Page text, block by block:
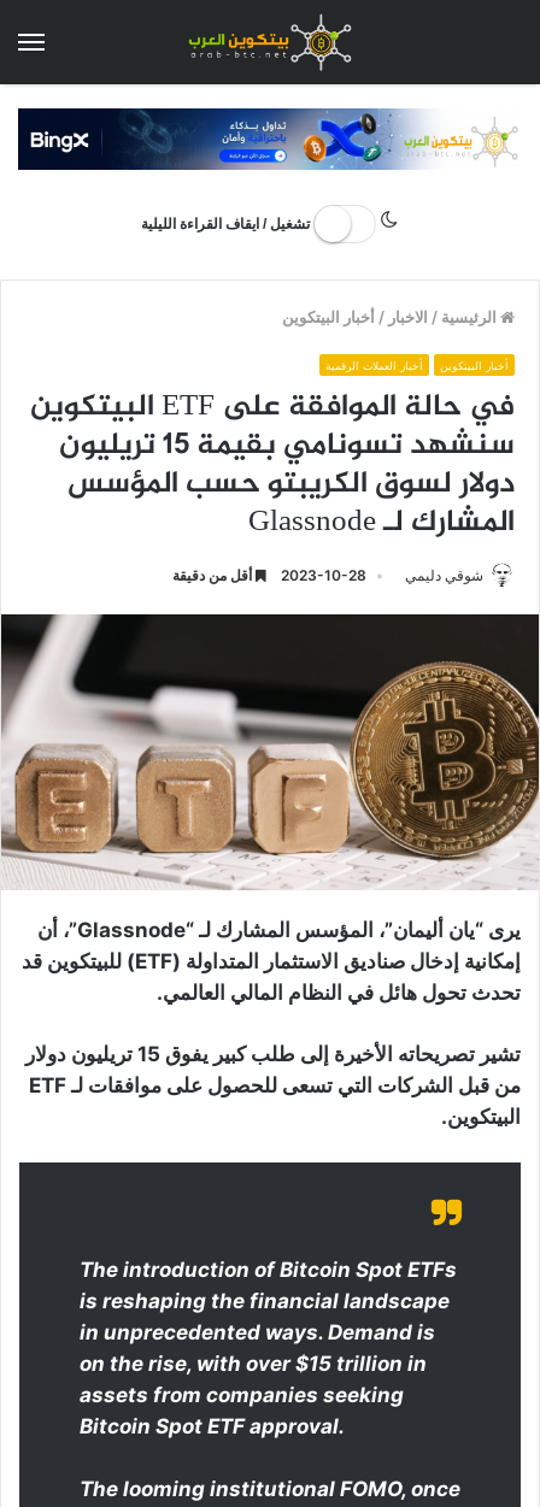
تشغيل / ايقاف القراءة الليلية
الرئيسية / الاخبار /أخبار البيتكوين
أخبار البيتكوين أخبار العملات الرقمية
في حالة الموافقة على ETF البيتكوين
سنشهد تسونامي بقيمة 15 تريليون
دولار لسوق الكريبتو حسب المؤسس
المشارك لـ Glassnode
شوقي دليمي 2023-10-28 أقل من دقيقة
يرى “يان أليمان”، المؤسس المشارك لـ “Glassnode”، أن
إمكانية إدخال صناديق الاستثمار المتداولة (ETF) للبيتكوين قد
تحدث تحول هائل في النظام المالي العالمي.
تشير تصريحاته الأخيرة إلى طلب كبير يفوق 15 تريليون دولار
من قبل الشركات التي تسعى للحصول على موافقات لـ ETF
البيتكوين.
The introduction of Bitcoin Spot ETFs
is reshaping the financial landscape
in unprecedented ways. Demand is
on the rise, with over $15 trillion in
assets from companies seeking
Bitcoin Spot ETF approval.
The looming institutional FOMO, once